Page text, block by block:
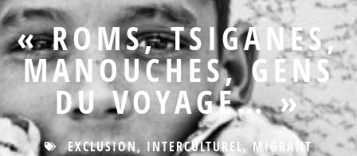
« ROMS, TSIGANES,
MANOUCHES, GENS
DU VOYAGE… »
EXCLUSION, INTERCULTUREL,MIGRANT